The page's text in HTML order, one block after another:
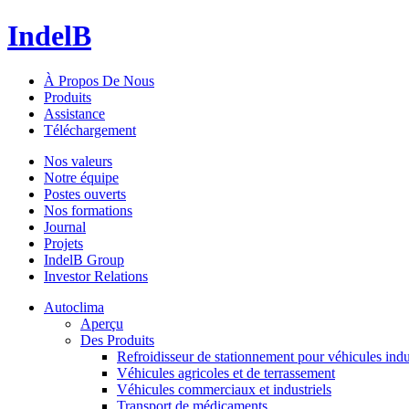
IndelB
À Propos De Nous
Produits
Assistance
Téléchargement
Nos valeurs
Notre équipe
Postes ouverts
Nos formations
Journal
Projets
IndelB Group
Investor Relations
Autoclima
Aperçu
Des Produits
Refroidisseur de stationnement pour véhicules
Véhicules agricoles et de terrassement
Véhicules commerciaux et industriels
Transport de médicaments